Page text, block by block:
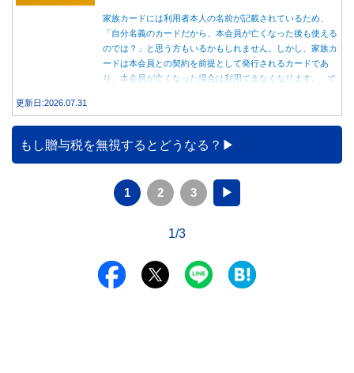
家族カードには利用者本人の名前が記載されているため、
「自分名義のカードだから、本会員が亡くなった後も使える
のでは？」と思う方もいるかもしれません。しかし、家族カ
ードは本会員との契約を前提として発行されるカードであ
り、本会員が亡くなった場合は利用できなくなります。 で
族が行うべき手続きについて分かりやすく解説します。
更新日:2026.07.31
もし贈与税を無視するとどうなる？
1 2 3 ▶
1/3